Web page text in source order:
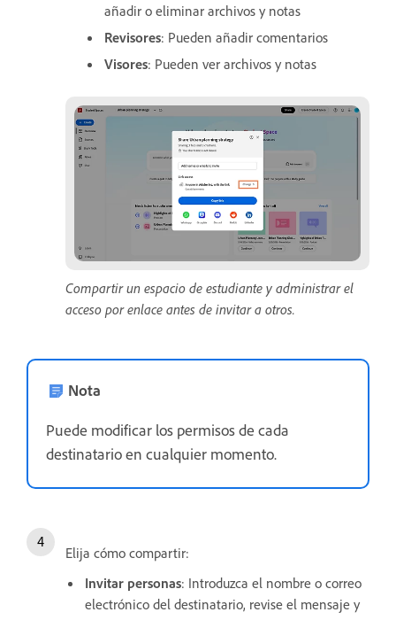
añadir o eliminar archivos y notas
Revisores: Pueden añadir comentarios
Visores: Pueden ver archivos y notas
Compartir un espacio de estudiante y administrar el
acceso por enlace antes de invitar a otros.
Nota
Puede modificar los permisos de cada
destinatario en cualquier momento.
Elija cómo compartir:
Invitar personas: Introduzca el nombre o correo
electrónico del destinatario, revise el mensaje y